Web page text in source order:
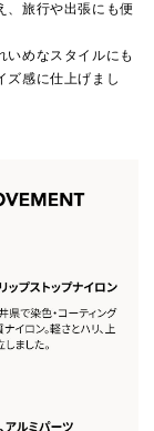
、旅行や出張にも便
いめなスタイルにも
ズ感に仕上げまし